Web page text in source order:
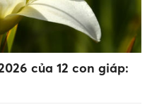
của 12 con giáp: